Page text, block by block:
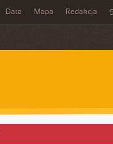
Data Mapa Redakcja